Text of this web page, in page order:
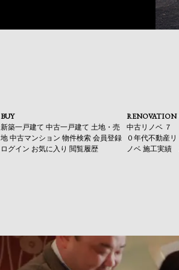
BUY
新築一戸建て 中古一戸建て 土地・売
地 中古マンション 物件検索 会員登録
ログイン お気に入り 閲覧履歴
RENOVATION
中古リノベ ７
０年代不動産リ
ノベ 施工実績